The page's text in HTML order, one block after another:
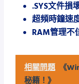
.SYS文件損
超頻時鐘速
RAM管理不
相關問題
《
秘籍！》